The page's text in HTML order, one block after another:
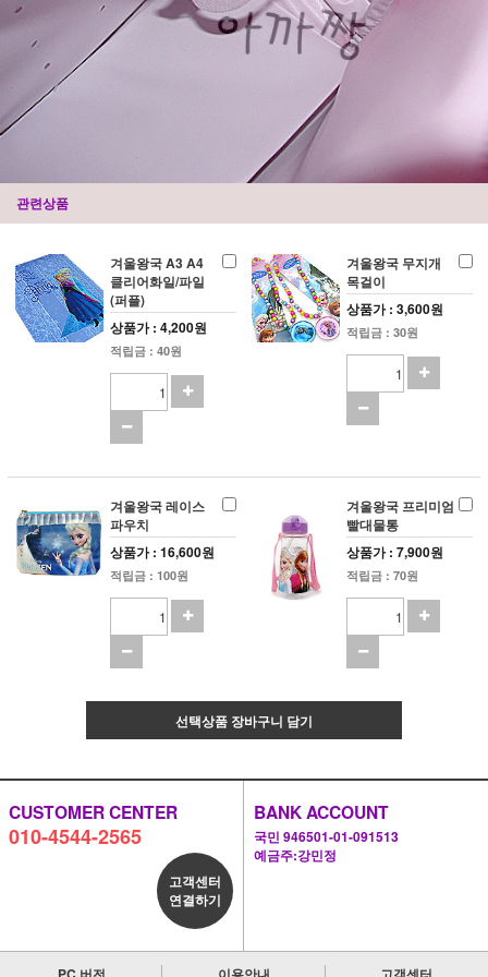
관련상품
겨울왕국 A3 A4
클리어화일/파일
(퍼플)
상품가 : 4,200원
적립금 : 40원
겨울왕국 무지개
목걸이
상품가 : 3,600원
적립금 : 30원
겨울왕국 레이스
파우치
상품가 : 16,600원
적립금 : 100원
겨울왕국 프리미엄
빨대물통
상품가 : 7,900원
적립금 : 70원
선택상품 장바구니 담기
CUSTOMER CENTER
010-4544-2565
고객센터
연결하기
BANK ACCOUNT
국민 946501-01-091513
예금주:강민정